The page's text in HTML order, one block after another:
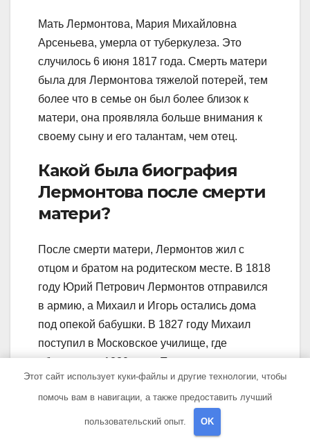
Мать Лермонтова, Мария Михайловна
Арсеньева, умерла от туберкулеза. Это
случилось 6 июня 1817 года. Смерть матери
была для Лермонтова тяжелой потерей, тем
более что в семье он был более близок к
матери, она проявляла больше внимания к
своему сыну и его талантам, чем отец.
Какой была биография
Лермонтова после смерти
матери?
После смерти матери, Лермонтов жил с
отцом и братом на родитеском месте. В 1818
году Юрий Петрович Лермонтов отправился
в армию, а Михаил и Игорь остались дома
под опекой бабушки. В 1827 году Михаил
поступил в Московское училище, где
обучался до 1830 года. После этого он
поступил на юридический факультет
Московского университета, который окончил
в 1832 году со званием кавалергарда.
Этот сайт использует куки-файлы и другие технологии, чтобы
помочь вам в навигации, а также предоставить лучший
пользовательский опыт. OK